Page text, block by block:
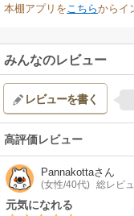
本棚アプリをこちらからイ
みんなのレビュー
レビューを書く
高評価レビュー
Pannakottaさん
(女性/40代) 総レビ
元気になれる